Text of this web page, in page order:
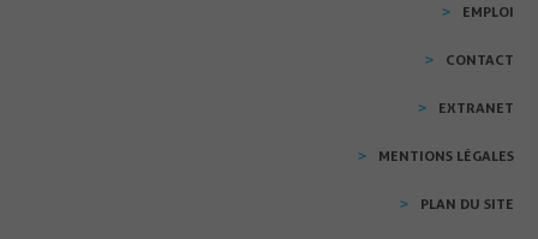
EMPLOI
CONTACT
EXTRANET
MENTIONS LÉGALES
PLAN DU SITE